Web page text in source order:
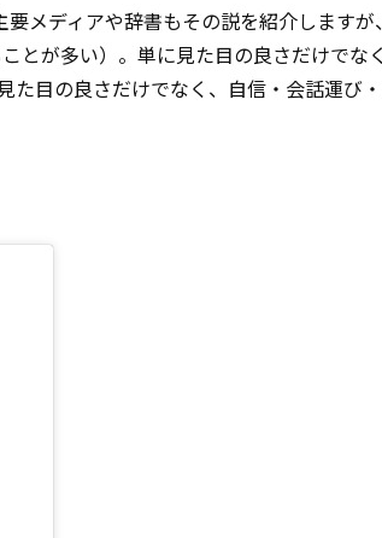
要メディアや辞書もその説を紹介しますが
とが多い）。単に見た目の良さだけでな
目の良さだけでなく、自信・会話運び